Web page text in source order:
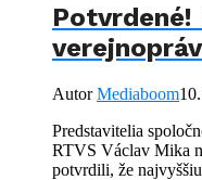
Potvrdené!
AutorMediaboom
Predstavitelia
RTVS Václav Mika
potvrdili, že